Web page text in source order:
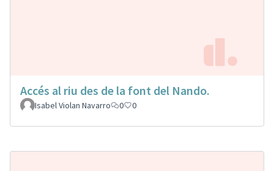
Accés al riu des de la font del Nando.
Isabel Violan Navarro 0 0